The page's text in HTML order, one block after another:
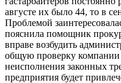
августе их было 44, то в
Проблемой
пояснила помощник
вправе возбудить
общую проверку компании
неисполнения законных
предприятия будет